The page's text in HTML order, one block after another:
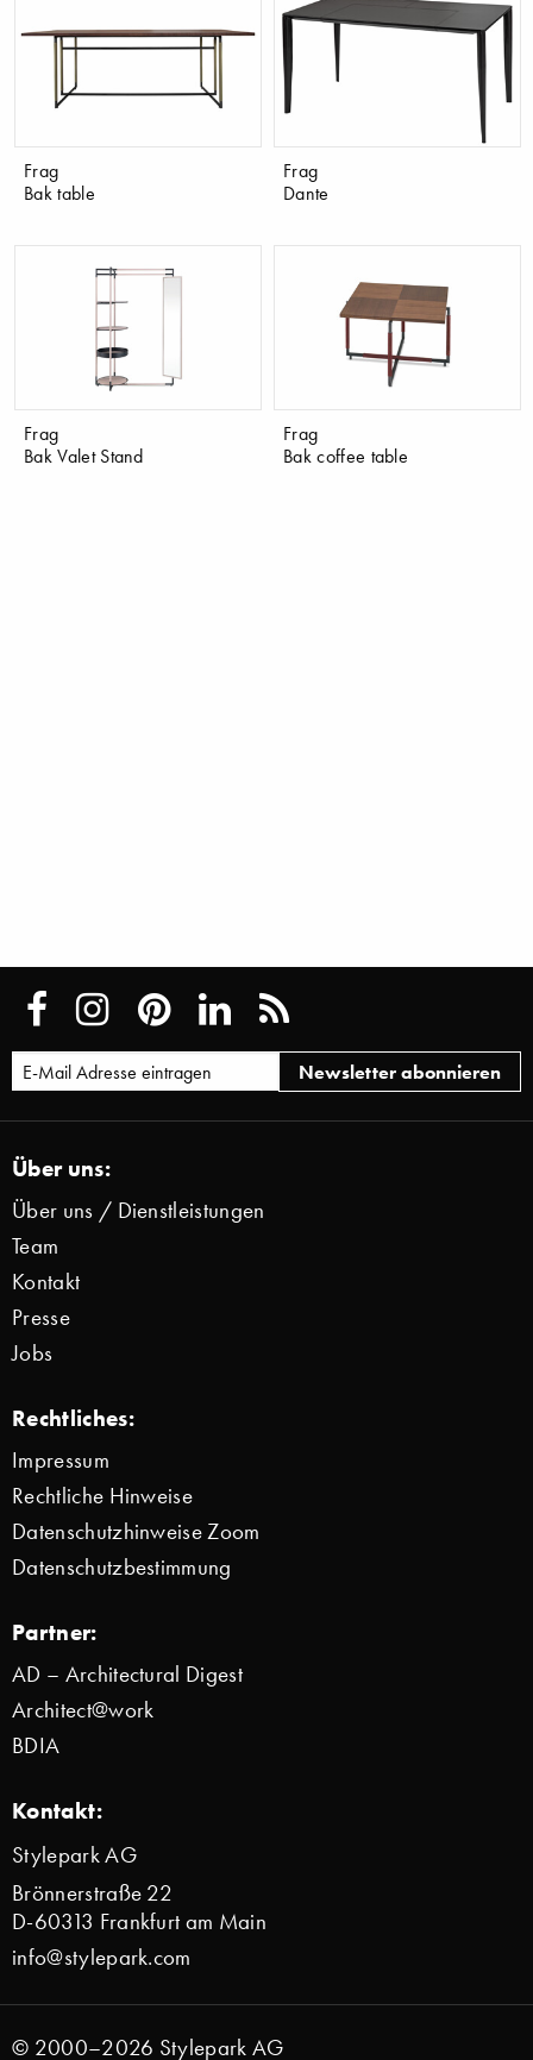
Frag
Bak table
Frag
Dante
Frag
Bak Valet Stand
Frag
Bak coffee table
Über uns:
Über uns / Dienstleistungen
Team
Kontakt
Presse
Jobs
Rechtliches:
Impressum
Rechtliche Hinweise
Datenschutzhinweise Zoom
Datenschutzbestimmung
Partner:
AD – Architectural Digest
Architect@work
BDIA
Kontakt:
Stylepark AG
Brönnerstraße 22
D-60313 Frankfurt am Main
info@stylepark.com
© 2000–2026 Stylepark AG